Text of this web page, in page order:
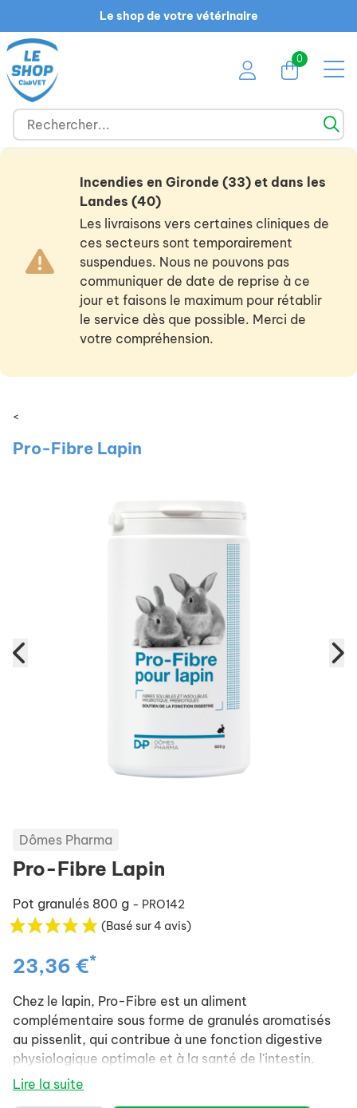
Le shop de votre vétérinaire
0
Incendies en Gironde (33) et dans les
Landes (40)
Les livraisons vers certaines cliniques de
ces secteurs sont temporairement
suspendues. Nous ne pouvons pas
communiquer de date de reprise à ce
jour et faisons le maximum pour rétablir
le service dès que possible. Merci de
votre compréhension.
<
Pro-Fibre Lapin
Dômes Pharma
Pro-Fibre Lapin
Pot granulés 800 g - PRO142
(Basé sur 4 avis)
23,36 €*
Chez le lapin, Pro-Fibre est un aliment
complémentaire sous forme de granulés aromatisés
au pissenlit, qui contribue à une fonction digestive
physiologique optimale et à la santé de l'intestin.
Pro-Fibre contient un probiotique, des prébiotiques
Lire la suite